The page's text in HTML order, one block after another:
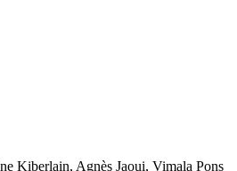
Kiberlain, Agnès Jaoui, Vimala Pons